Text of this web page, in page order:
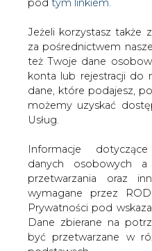
WŁĄCZ
Jeżeli korzystasz także
za pośrednictwem
też Twoje dane
konta lub rejestracji do
dane, które podajesz,
możemy uzyskać
Usług.
Informacje
danych osobowych
przetwarzania oraz
wymagane przez
Prywatności pod
Dane zbierane na
być przetwarzane w
Strona główna
SERWIS
Największa na
2019-02-07 00:00
Największa na
elektrownia